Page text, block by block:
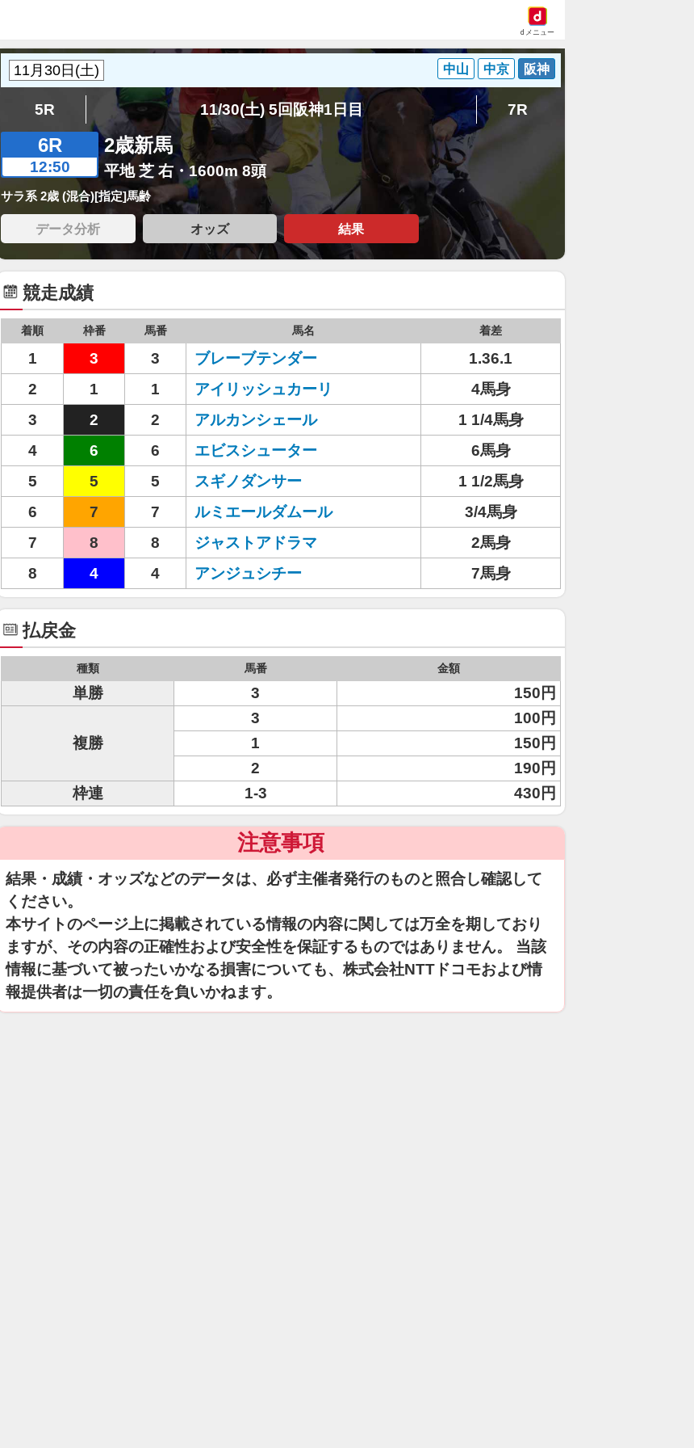
dメニュー
中山 中京 阪神
5R 11/30(土) 5回阪神1日目 7R
6R
12:50
2歳新馬
平地 芝 右・1600m 8頭
サラ系 2歳 (混合)[指定]馬齢
データ分析 オッズ 結果
競走成績
着順 枠番 馬番 馬名 着差
1 3 3 ブレーブテンダー
1.36.1
2
1 1 アイリッシュカーリ
4馬身
3
2 2 アルカンシェール
1 1/4馬身
4
6 6 エビスシューター
6馬身
5
5 5 スギノダンサー
1 1/2馬身
6
7 7 ルミエールダムール
3/4馬身
7
8 8 ジャストアドラマ
2馬身
8
4 4 アンジュシチー 7馬身
払戻金
種類 馬番 金額
単勝 3 150円
複勝
3
100円
1
150円
2
190円
枠連
1-3 430円
注意事項
結果・成績・オッズなどのデータは、必ず主催者発行のものと照合し確認して
ください。
本サイトのページ上に掲載されている情報の内容に関しては万全を期しており
ますが、その内容の正確性および安全性を保証するものではありません。 当該
情報に基づいて被ったいかなる損害についても、株式会社NTTドコモおよび情
報提供者は一切の責任を負いかねます。